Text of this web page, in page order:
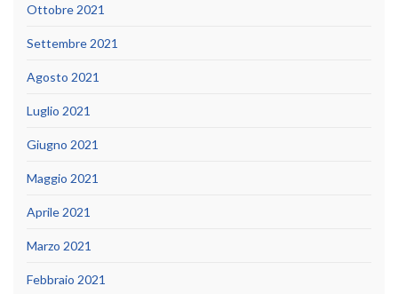
Ottobre 2021
Settembre 2021
Agosto 2021
Luglio 2021
Giugno 2021
Maggio 2021
Aprile 2021
Marzo 2021
Febbraio 2021